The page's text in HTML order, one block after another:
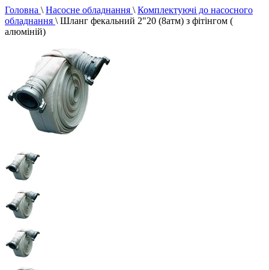
Головна \ Насосне обладнання \ Комплектуючі до насосного
обладнання \ Шланг фекальний 2"20 (8атм) з фітінгом (
алюміній)